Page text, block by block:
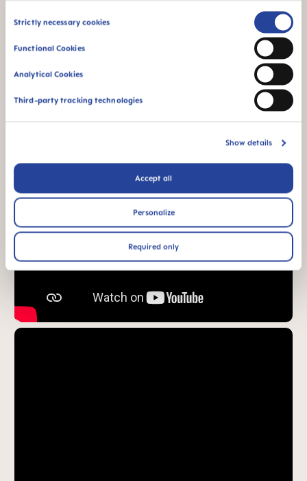
Consent
Strictly necessary cookies
Functional Cookies
Analytical Cookies
Third-party tracking technologies
Show details
Accept all
Personalize
Required only
dos 6 meses
*Estudo de mercado 2010-2023, testadas em 1,588 bebés.
Vídeos de produtos